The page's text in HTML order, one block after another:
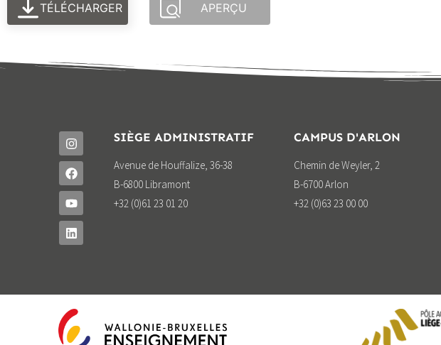
TÉLÉCHARGER APERÇU
SIÈGE ADMINISTRATIF
Avenue de Houffalize, 36-38
B-6800 Libramont
+32 (0)61 23 01 20
CAMPUS D'ARLON
Chemin de Weyler, 2
B-6700 Arlon
+32 (0)63 23 00 00